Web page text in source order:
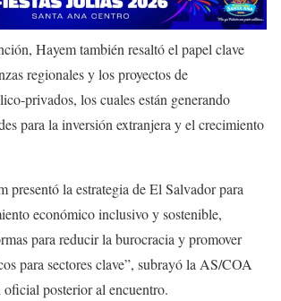
Hayem también resaltó el papel clave
regionales y los proyectos de
privados, los cuales están generando
para la inversión extranjera y el crecimiento
presentó la estrategia de El Salvador para
económico inclusivo y sostenible,
para reducir la burocracia y promover
para sectores clave”, subrayó la AS/COA
posterior al encuentro.